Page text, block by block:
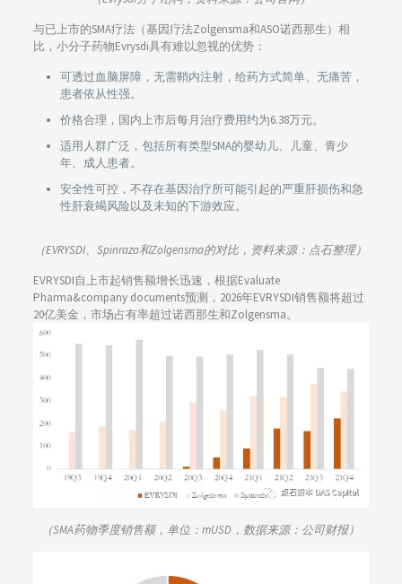
与已上市的SMA疗法（基因疗法Zolgensma和ASO诺西那生）相
比，小分子药物Evrysdi具有难以忽视的优势：
可透过血脑屏障，无需鞘内注射，给药方式简单、无痛苦，
患者依从性强。
价格合理，国内上市后每月治疗费用约为6.38万元。
适用人群广泛，包括所有类型SMA的婴幼儿、儿童、青少
年、成人患者。
安全性可控，不存在基因治疗所可能引起的严重肝损伤和急
性肝衰竭风险以及未知的下游效应。
（EVRYSDI、Spinraza和Zolgensma的对比，资料来源：点石整理）
EVRYSDI自上市起销售额增长迅速，根据Evaluate
Pharma&company documents预测，2026年EVRYSDI销售额将超过
20亿美金，市场占有率超过诺西那生和Zolgensma。
（SMA药物季度销售额，单位：mUSD，数据来源：公司财报）